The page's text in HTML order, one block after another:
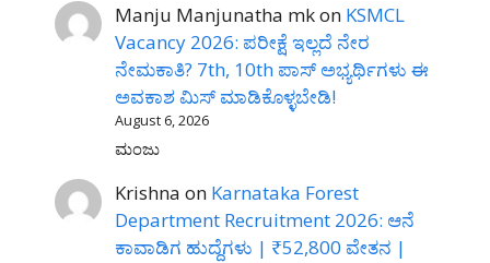
Manju Manjunatha mkon KSMCL
Vacancy 2026: ಪರೀಕ್ಷೆ ಇಲ್ಲದೆ ನೇರ
ನೇಮಕಾತಿ? 7th, 10th ಪಾಸ್ ಅಭ್ಯರ್ಥಿಗಳು ಈ
ಅವಕಾಶ ಮಿಸ್ ಮಾಡಿಕೊಳ್ಳಬೇಡಿ!
August 6, 2026
ಮಂಜು
Krishna on Karnataka Forest
Department Recruitment 2026: ಆನೆ
ಕಾವಾಡಿಗ ಹುದ್ದೆಗಳು | ₹52,800 ವೇತನ |